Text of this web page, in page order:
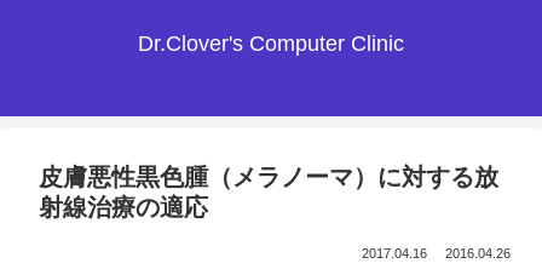
Dr.Clover's Computer Clinic
皮膚悪性黒色腫（メラノーマ）に対する放
射線治療の適応
2017.04.16 2016.04.26